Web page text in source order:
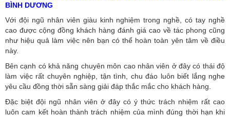
BÌNH DƯƠNG
Với đội ngũ nhân viên giàu kinh nghiệm trong nghề, có tay nghề
cao được cộng đồng khách hàng đánh giá cao về tác phong cũng
như hiệu quả làm việc nên bạn có thể hoàn toàn yên tâm về điều
này.
Bên cạnh có khả năng chuyên môn cao nhân viên ở đây có thái độ
làm việc rất chuyên nghiệp, tận tình, chu đáo luôn biết lắng nghe
yêu cầu đồng thời sẵn sàng giải đáp thắc mắc cho khách hàng.
Đặc biệt đội ngũ nhân viên ở đây có ý thức trách nhiệm rất cao
luôn cam kết hoàn thành trách nhiệm của mình đúng thời hạn khi